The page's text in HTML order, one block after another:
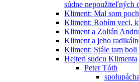
súdne nepoužiteľných
Kliment: Mal som
Kliment: Robím veci,
Kliment a Zoltán
Kliment a jeho
Kliment: Stále tam boli
Hejteri sudcu Klimenta
Peter Tóth